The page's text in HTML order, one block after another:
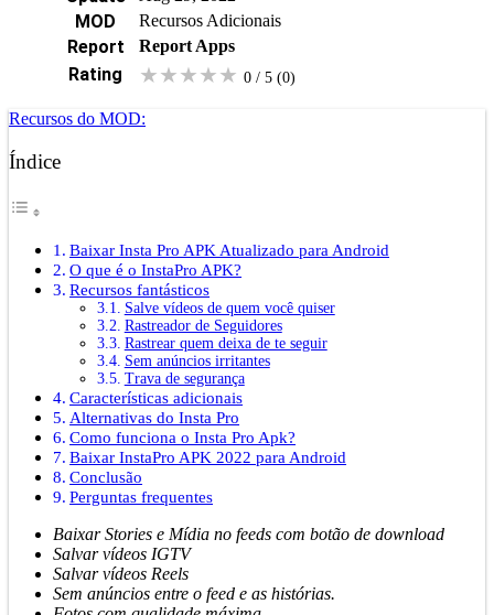
MOD Recursos Adicionais
Report Report Apps
Rating ★★★★★ 0 / 5 (0)
Recursos do MOD:
Índice
Baixar Insta Pro APK Atualizado para Android
O que é o InstaPro APK?
Recursos fantásticos
Salve vídeos de quem você quiser
Rastreador de Seguidores
Rastrear quem deixa de te seguir
Sem anúncios irritantes
Trava de segurança
Características adicionais
Alternativas do Insta Pro
Como funciona o Insta Pro Apk?
Baixar InstaPro APK 2022 para Android
Conclusão
Perguntas frequentes
Baixar Stories e Mídia no feeds com botão de download
Salvar vídeos IGTV
Salvar vídeos Reels
Sem anúncios entre o feed e as histórias.